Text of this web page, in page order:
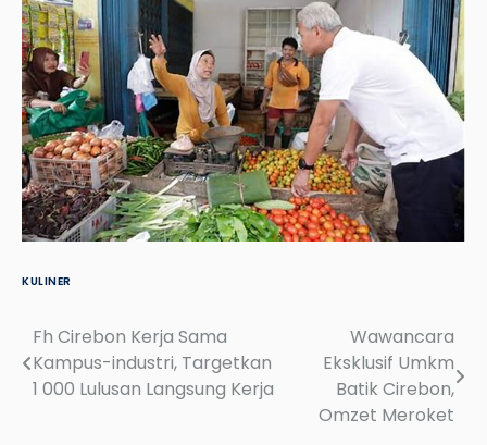
KULINER
Post
navigation
Fh Cirebon Kerja Sama
Kampus-industri, Targetkan
1 000 Lulusan Langsung Kerja
Wawancara
Eksklusif Umkm
Batik Cirebon,
Omzet Meroket